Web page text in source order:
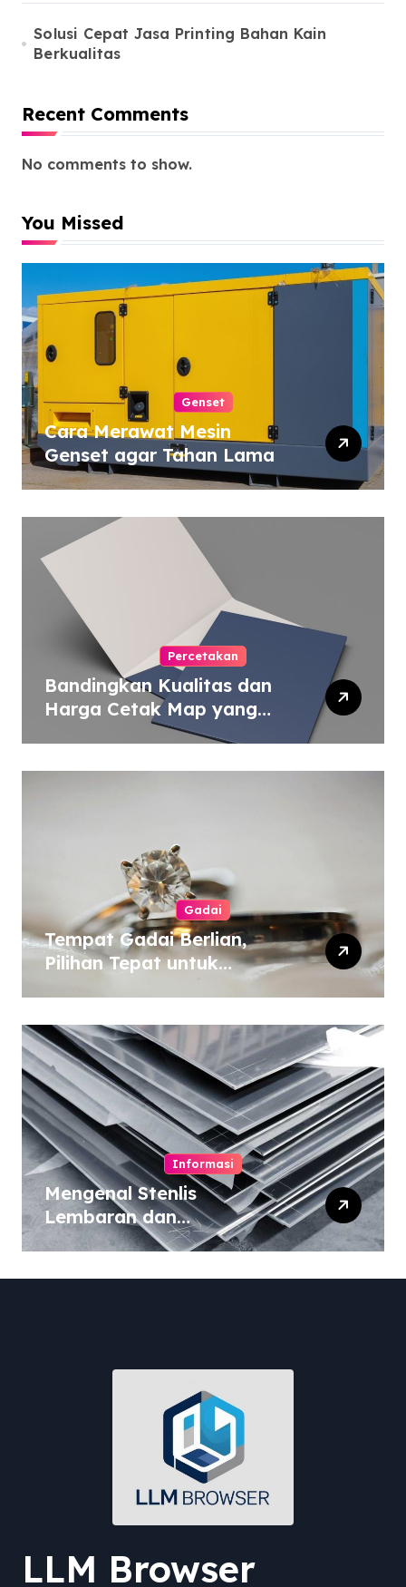
Solusi Cepat Jasa Printing Bahan Kain
Berkualitas
Recent Comments
No comments to show.
You Missed
Genset
Cara Merawat Mesin
Genset agar Tahan Lama
Percetakan
Bandingkan Kualitas dan
Harga Cetak Map yang
Murah atau Mahal
Gadai
Tempat Gadai Berlian,
Pilihan Tepat untuk
Informasi
Mengenal Stenlis
Lembaran dan
Komposisinya
LLM Browser